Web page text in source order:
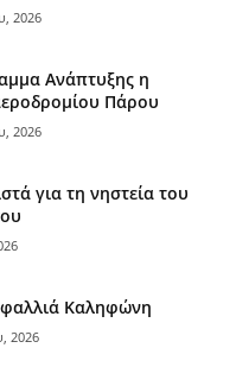
2026
Ανάπτυξης η
Πάρου
2026
για τη νηστεία του
Καληφώνη
2026